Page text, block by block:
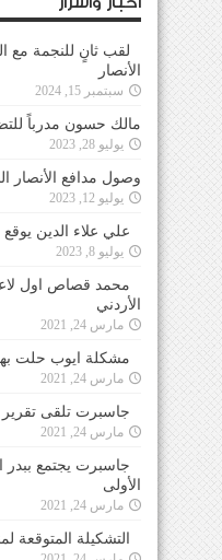
لقب ثانٍ للنجمة مع
الأنصار
سبتمبر 15, 2024
مالك حسون مدرباً
يوليو 28, 2023
وصول مدافع الأنصار
يوليو 12, 2023
علي علاء الدين يوقع
يوليو 8, 2023
محمد قصاص اول
الأردني
مارس 24, 2021
مشكلة ايوب حلت
مارس 24, 2021
جاسبرت تلقى
مارس 24, 2021
جاسبرت يجتمع ببدر
الأولى
مارس 24, 2021
التشكيلة المتوقعة